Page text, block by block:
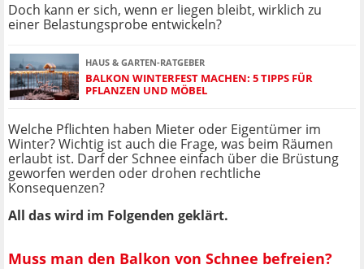
Doch kann er sich, wenn er liegen bleibt, wirklich zu
einer Belastungsprobe entwickeln?
HAUS & GARTEN-RATGEBER
BALKON WINTERFEST MACHEN: 5 TIPPS FÜR
PFLANZEN UND MÖBEL
Welche Pflichten haben Mieter oder Eigentümer im
Winter? Wichtig ist auch die Frage, was beim Räumen
erlaubt ist. Darf der Schnee einfach über die Brüstung
geworfen werden oder drohen rechtliche
Konsequenzen?
All das wird im Folgenden geklärt.
Muss man den Balkon von Schnee befreien?